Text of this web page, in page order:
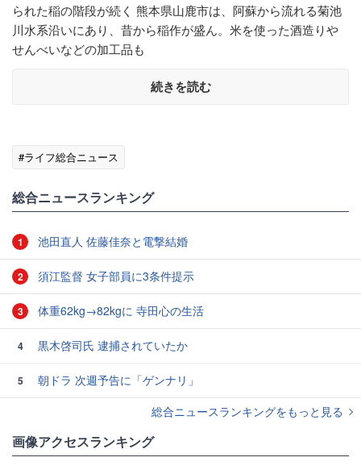
られた稲の階段が続く 熊本県山鹿市は、阿蘇から流れる菊池
川水系沿いにあり、昔から稲作が盛ん。米を使った酒造りや
せんべいなどの加工品も
続きを読む
#ライフ総合ニュース
総合ニュースランキング
1 池田直人 佐藤佳奈と電撃結婚
2 須江監督 女子部員に3条件提示
3 体重62kg→82kgに 寺田心の生活
4 黒木啓司氏 逮捕されていたか
5
朝ドラ 次週予告に「ゲンナリ」
総合ニュースランキングをもっと見る
画像アクセスランキング